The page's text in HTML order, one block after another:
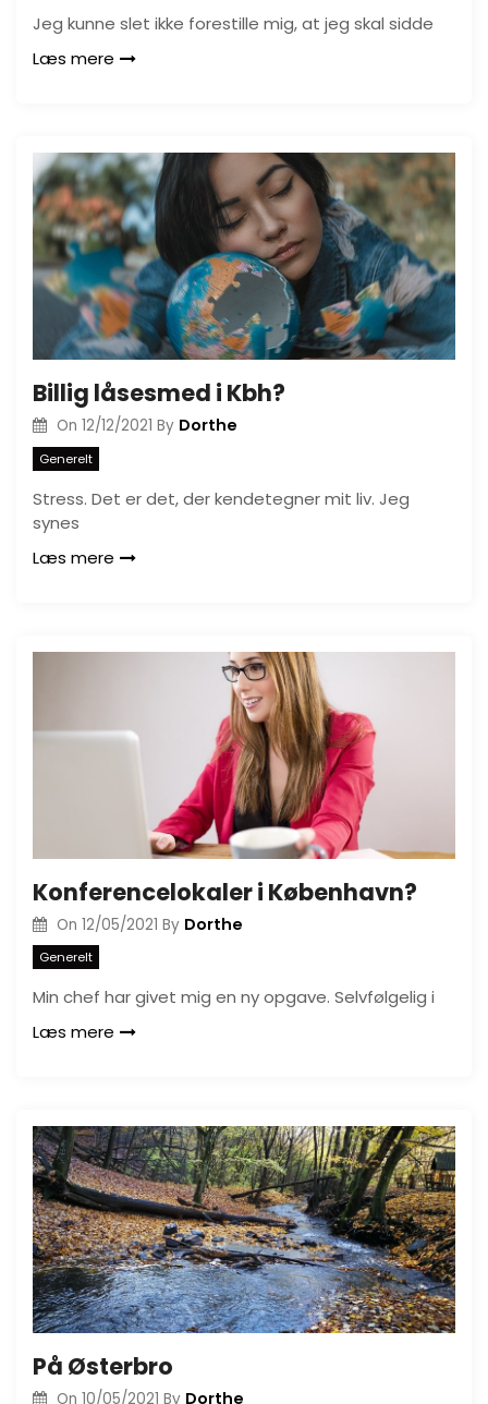
Jeg kunne slet ikke forestille mig, at jeg skal sidde
Læs mere
Billig låsesmed i Kbh?
On 12/12/2021 By Dorthe
Generelt
Stress. Det er det, der kendetegner mit liv. Jeg
synes
Læs mere
Konferencelokaler i København?
On 12/05/2021 By Dorthe
Generelt
Min chef har givet mig en ny opgave. Selvfølgelig i
Læs mere
På Østerbro
On 10/05/2021 By Dorthe